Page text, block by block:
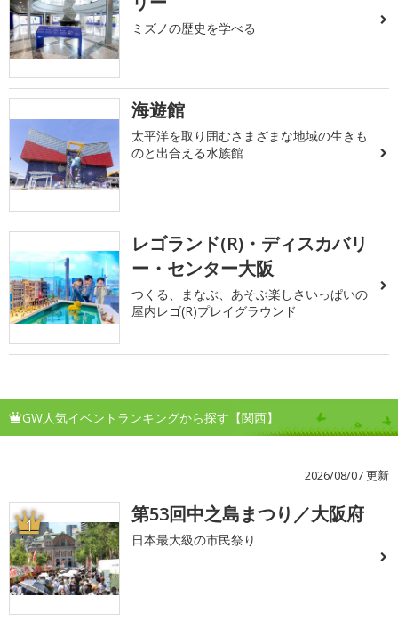
ミズノの歴史を学べる
海遊館
太平洋を取り囲むさまざまな地域の生きも
のと出合える水族館
レゴランド(R)・ディスカバリ
ー・センター大阪
つくる、まなぶ、あそぶ楽しさいっぱいの
屋内レゴ(R)プレイグラウンド
GW人気イベントランキングから探す【関西】
2026/08/07 更新
1 第53回中之島まつり／大阪府
日本最大級の市民祭り